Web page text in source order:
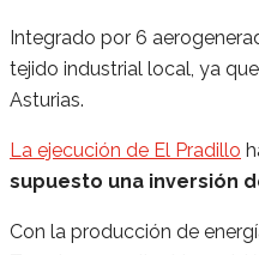
Integrado por 6
tejido industrial local, ya
Asturias.
La ejecución de El Pradillo
supuesto una inversión
Con la producción de